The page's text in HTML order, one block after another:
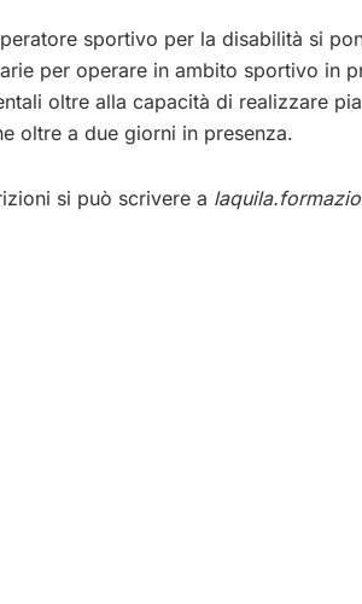
sportivo per la disabilità si
per operare in ambito sportivo in
oltre alla capacità di realizzare
oltre a due giorni in presenza.
si può scrivere a